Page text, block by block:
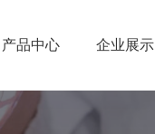
产品中心 企业展示
化剂、助剂、分子筛